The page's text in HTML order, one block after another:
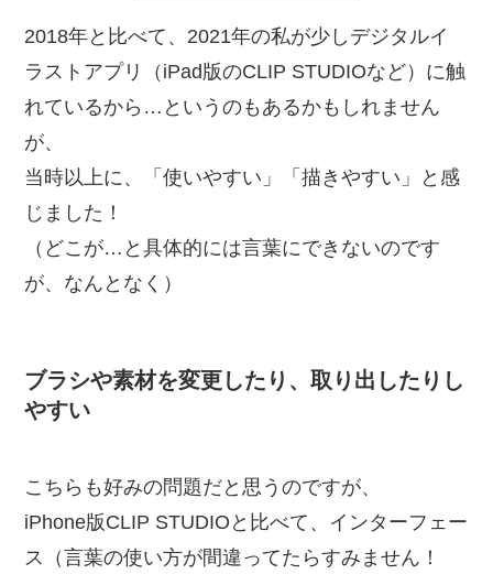
2018年と比べて、2021年の私が少しデジタルイ
ラストアプリ（iPad版のCLIP STUDIOなど）に触
れているから…というのもあるかもしれません
が、
当時以上に、「使いやすい」「描きやすい」と感
じました！
（どこが…と具体的には言葉にできないのです
が、なんとなく）
ブラシや素材を変更したり、取り出したりし
やすい
こちらも好みの問題だと思うのですが、
iPhone版CLIP STUDIOと比べて、インターフェー
ス（言葉の使い方が間違ってたらすみません！